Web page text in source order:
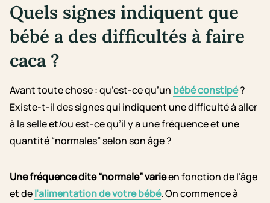
Quels signes indiquent que
bébé a des difficultés à faire
caca ?
Avant toute chose : qu’est-ce qu’un bébé constipé?
Existe-t-il des signes qui indiquent une difficulté à aller
à la selle et/ou est-ce qu’il y a une fréquence et une
quantité “normales” selon son âge ?
Une fréquence dite “normale” varieen fonction de l’âge
et del’alimentation de votre bébé. On commence à